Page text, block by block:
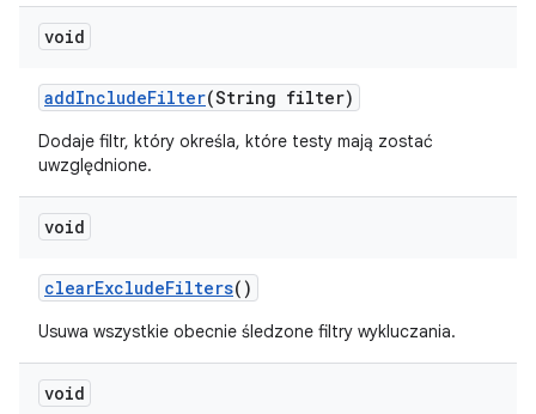
void
addIncludeFilter(String filter)
Dodaje filtr, który określa, które testy mają zostać
uwzględnione.
void
clearExcludeFilters()
Usuwa wszystkie obecnie śledzone filtry wykluczania.
void